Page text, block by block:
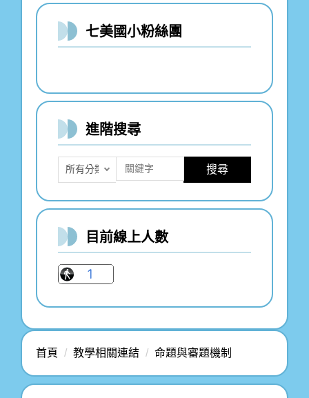
七美國小粉絲團
進階搜尋
搜尋
目前線上人數
首頁 教學相關連結 命題與審題機制